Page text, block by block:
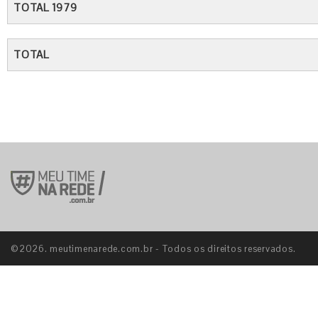
TOTAL 1979
TOTAL
©2026. meutimenarede.com.br - Todos os direitos reservados.